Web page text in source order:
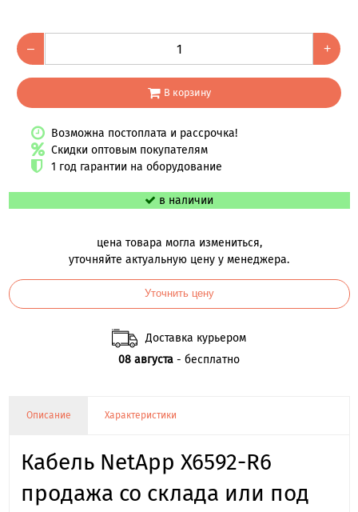
– +
В корзину
Возможна постоплата и рассрочка!
Скидки оптовым покупателям
1 год гарантии на оборудование
в наличии
цена товара могла измениться,
уточняйте актуальную цену у менеджера.
Уточнить цену
Доставка курьером
08 августа - бесплатно
Описание Характеристики
Кабель NetApp X6592-R6
продажа со склада или под